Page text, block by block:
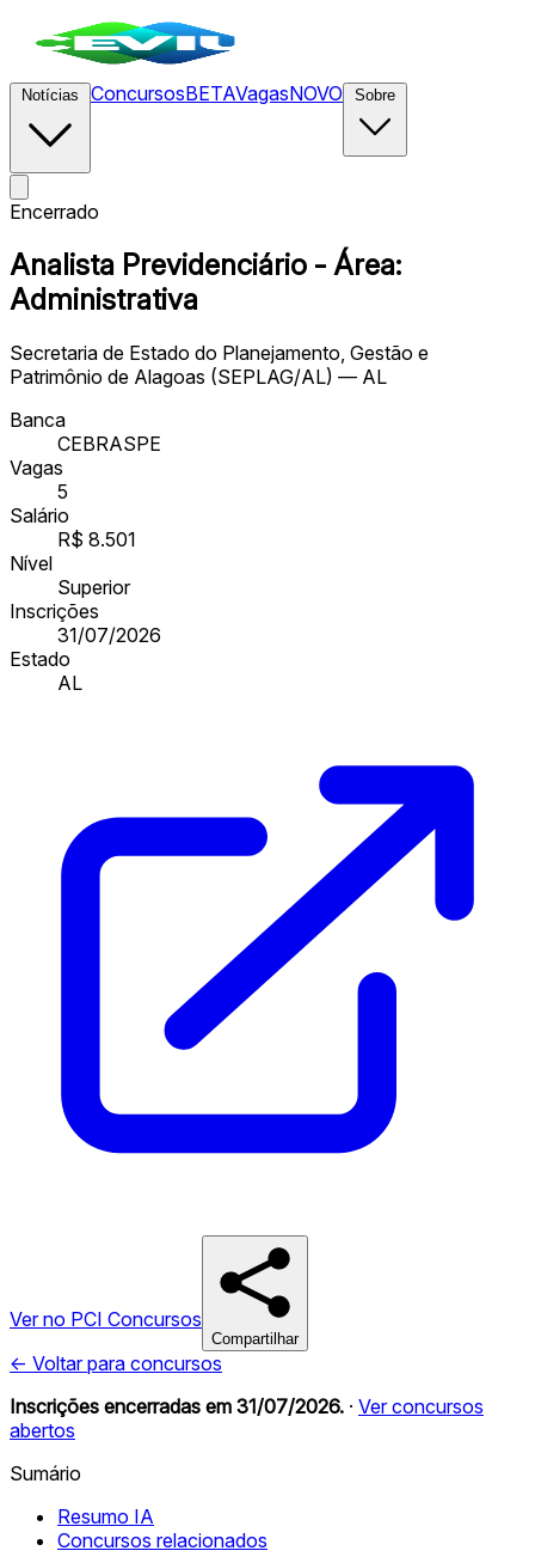
ConcursosBETAVagasNOVO
Encerrado
Analista Previdenciário - Área:
Administrativa
Secretaria de Estado do Planejamento, Gestão e
Patrimônio de Alagoas (SEPLAG/AL) — AL
Banca
CEBRASPE
Vagas
5
Salário
R$ 8.501
Nível
Superior
Inscrições
31/07/2026
Estado
AL
Ver no PCI Concursos
Compartilhar
← Voltar para concursos
Inscrições encerradas em 31/07/2026. · Ver concursos
abertos
Sumário
Resumo IA
Concursos relacionados